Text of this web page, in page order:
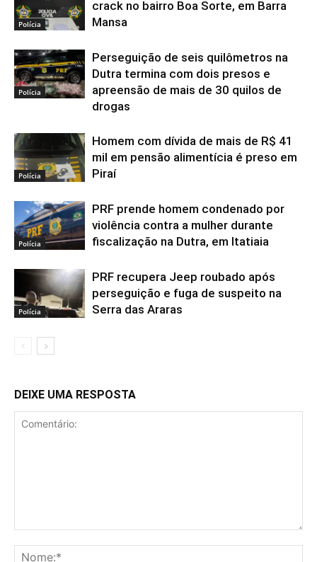
Polícia
crack no bairro Boa Sorte, em Barra
Mansa
Polícia
Perseguição de seis quilômetros na
Dutra termina com dois presos e
apreensão de mais de 30 quilos de
drogas
Polícia
Homem com dívida de mais de R$ 41
mil em pensão alimentícia é preso em
Piraí
Polícia
PRF prende homem condenado por
violência contra a mulher durante
fiscalização na Dutra, em Itatiaia
Polícia
PRF recupera Jeep roubado após
perseguição e fuga de suspeito na
Serra das Araras
DEIXE UMA RESPOSTA